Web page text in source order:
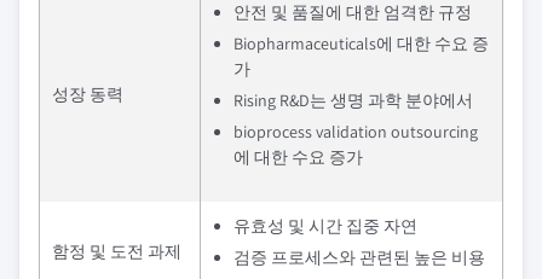
성장 동력
안전 및 품질에 대한 엄격한 규정
Biopharmaceuticals에 대한 수요 증
가
Rising R&D는 생명 과학 분야에서
bioprocess validation outsourcing
에 대한 수요 증가
함정 및 도전 과제
유효성 및 시간 집중 자연
검증 프로세스와 관련된 높은 비용